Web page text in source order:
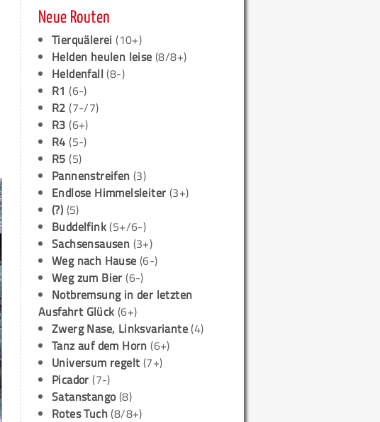
Neue Routen
Tierquälerei (10+)
Helden heulen leise(8/8+)
Heldenfall(8-)
R1 (6-)
R2 (7-/7)
R3 (6+)
R4 (5-)
R5 (5)
Pannenstreifen (3)
Endlose Himmelsleiter (3+)
(?) (5)
Buddelfink(5+/6-)
Sachsensausen (3+)
Weg nach Hause (6-)
Weg zum Bier (6-)
Notbremsung in der letzten
Ausfahrt Glück (6+)
Zwerg Nase, Linksvariante(4)
Tanz auf dem Horn (6+)
Universum regelt (7+)
Picador (7-)
Satanstango(8)
Rotes Tuch(8/8+)